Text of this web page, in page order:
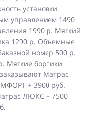
установки
управлением 1490
1990 р. Мягкий
1290 р. Объемные
номер 500 р.
Мягкие бортики
Матрас
+ 3900 руб.
ЛЮКС + 7500